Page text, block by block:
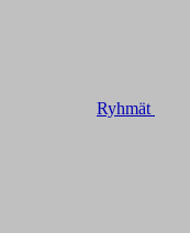
Ryhmät